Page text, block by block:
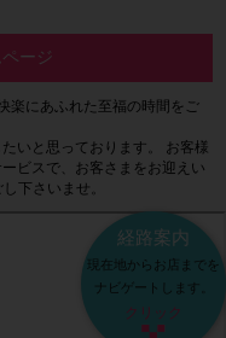
ージ
楽にあふれた至福の時間をご
いと思っております。 お客様
ビスで、お客さまをお迎えい
下さいませ。
経路案内
現在地からお店までを
ナビゲートします。
クリック